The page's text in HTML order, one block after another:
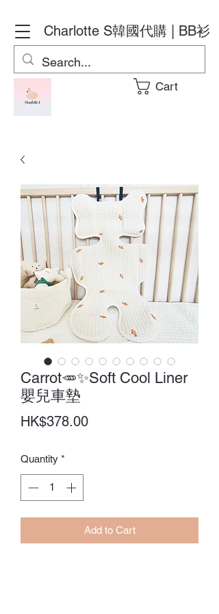
Charlotte S韓國代購 | BB衫
Cart
Carrot🥕✨Soft Cool Liner
嬰兒車墊
HK$378.00Price
Quantity *
Add to Cart